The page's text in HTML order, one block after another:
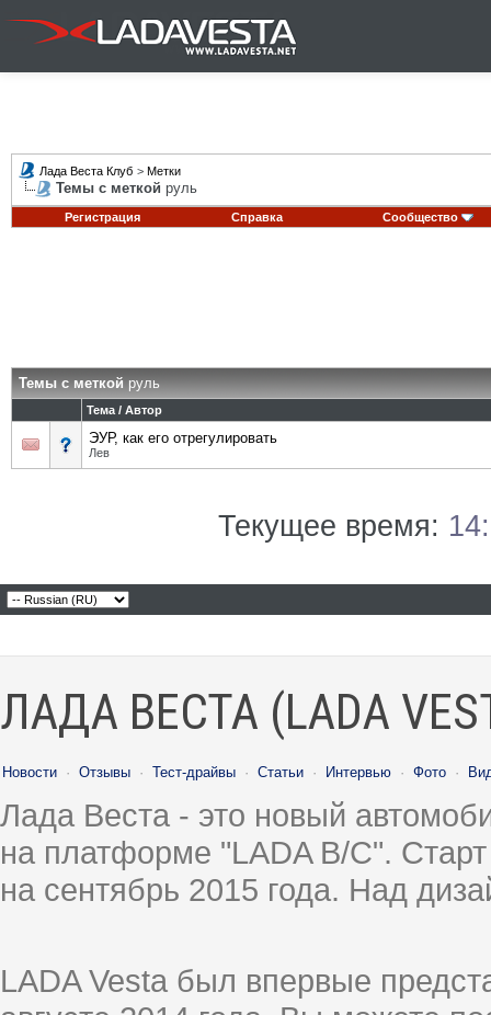
Лада Веста Клуб > Метки
Темы с меткой руль
Регистрация Справка Сообщество
Темы с меткойруль
Тема / Автор
ЭУР, как его отрегулировать
Лев
Текущее время:
ЛАДА ВЕСТА (LADA
Новости · Отзывы · Тест-драйвы · Статьи · Интервью · Фото ·
Лада Веста - это новый
на платформе "LADA B/C".
на сентябрь 2015 года. Над
LADA Vesta был впервые